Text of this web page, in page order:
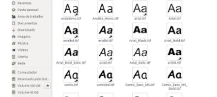
sudo apt-get update 2- Atualizar toda a distro: $ sudo apt-
get -f dist-upgrade ou update-manager -d -c 3- Instalar
pacotes: $ sudo apt-get install [nome do pacote] 4-
Procurar arquivos corrompidos: $ sudo apt-get check 5-
Corrigir problemas de dependências, concluir instalação de
pacotes pendentes e outros erros: $ sudo apt-get -f install
6- Se o comando sudo apt-get -f install nã...